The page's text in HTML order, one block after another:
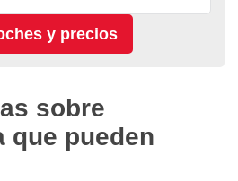
sobre
que pueden